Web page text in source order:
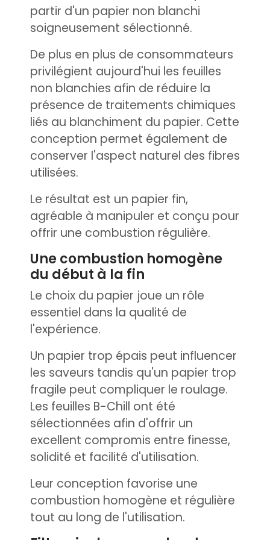
partir d'un papier non blanchi
soigneusement sélectionné.
De plus en plus de consommateurs
privilégient aujourd'hui les feuilles
non blanchies afin de réduire la
présence de traitements chimiques
liés au blanchiment du papier. Cette
conception permet également de
conserver l'aspect naturel des fibres
utilisées.
Le résultat est un papier fin,
agréable à manipuler et conçu pour
offrir une combustion régulière.
Une combustion homogène
du début à la fin
Le choix du papier joue un rôle
essentiel dans la qualité de
l'expérience.
Un papier trop épais peut influencer
les saveurs tandis qu'un papier trop
fragile peut compliquer le roulage.
Les feuilles B-Chill ont été
sélectionnées afin d'offrir un
excellent compromis entre finesse,
solidité et facilité d'utilisation.
Leur conception favorise une
combustion homogène et régulière
tout au long de l'utilisation.